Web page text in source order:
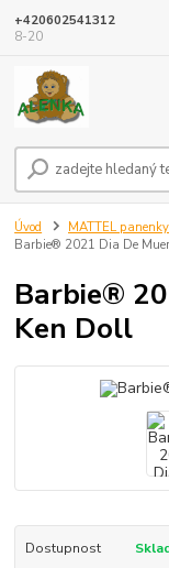
+420602541312
8-20
Úvod MATTEL panenky
Barbie® 2021 Dia De
Barbie®
Ken Doll
Dostupnost